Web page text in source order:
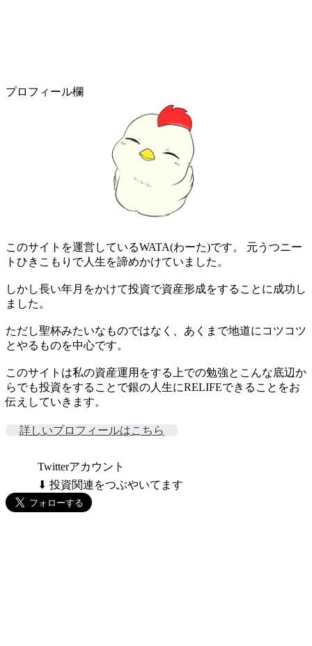
プロフィール欄
このサイトを運営しているWATA(わーた)です。 元うつニー
トひきこもりで人生を諦めかけていました。
しかし長い年月をかけて投資で資産形成をすることに成功し
ました。
ただし聖杯みたいなものではなく、あくまで地道にコツコツ
とやるものを中心です。
このサイトは私の資産運用をする上での勉強とこんな底辺か
らでも投資をすることで銀の人生にRELIFEできることをお
伝えしていきます。
詳しいプロフィールはこちら
Twitterアカウント
⬇ 投資関連をつぶやいてます